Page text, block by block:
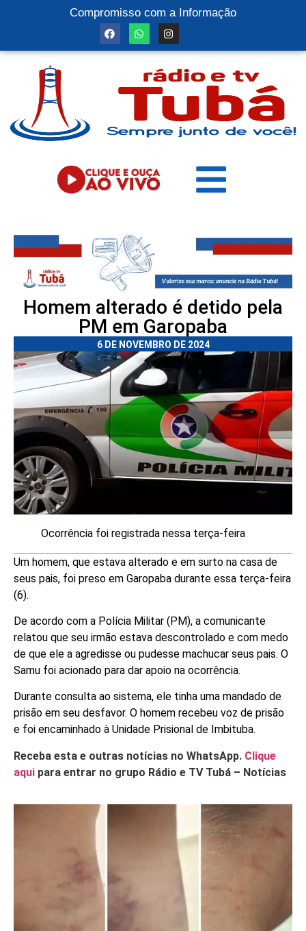
Compromisso com a Informação
Homem alterado é detido pela
PM em Garopaba
6 DE NOVEMBRO DE 2024
Ocorrência foi registrada nessa terça-feira
Um homem, que estava alterado e em surto na casa de
seus pais, foi preso em Garopaba durante essa terça-feira
(6).
De acordo com a Polícia Militar (PM), a comunicante
relatou que seu irmão estava descontrolado e com medo
de que ele a agredisse ou pudesse machucar seus pais. O
Samu foi acionado para dar apoio na ocorrência.
Durante consulta ao sistema, ele tinha uma mandado de
prisão em seu desfavor. O homem recebeu voz de prisão
e foi encaminhado à Unidade Prisional de Imbituba.
Receba esta e outras notícias no WhatsApp. Clique
aqui para entrar no grupo Rádio e TV Tubá – Notícias